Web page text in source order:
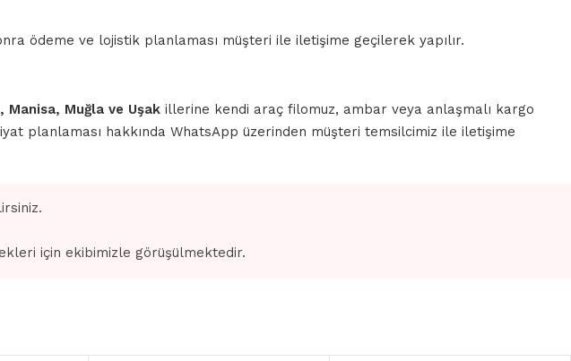
ödeme ve lojistik planlaması müşteri ile iletişime geçilerek yapılır.
Manisa, Muğla ve Uşak illerine kendi araç filomuz, ambar veya anlaşmalı kargo
planlaması hakkında WhatsApp üzerinden müşteri temsilcimiz ile iletişime
için ekibimizle görüşülmektedir.